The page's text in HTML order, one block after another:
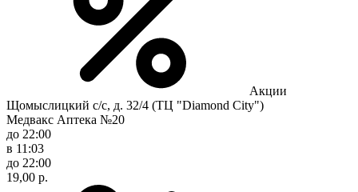
Акции
Щомыслицкий с/с, д. 32/4 (ТЦ "Diamond City")
Медвакс Аптека №20
до 22:00
в 11:03
до 22:00
19,00 р.